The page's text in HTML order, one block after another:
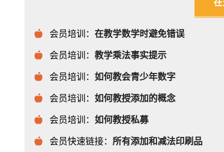
会员培训： 在教学数学时避免错误
会员培训： 教学乘法事实提示
会员培训： 如何教会青少年数字
会员培训： 如何教授添加的概念
会员培训： 如何教授私募
会员快速链接： 所有添加和减法印刷品